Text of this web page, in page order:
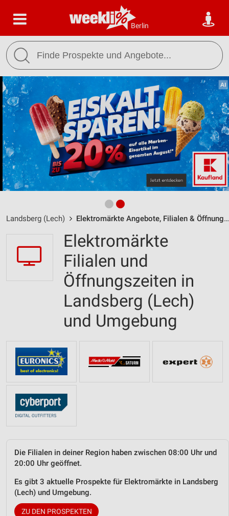
Berlin
Landsberg (Lech) Elektromärkte Angebote, Filialen & Öffnungszeiten
Elektromärkte
Filialen und
Öffnungszeiten in
Landsberg (Lech)
und Umgebung
Die Filialen in deiner Region haben zwischen 08:00 Uhr und
20:00 Uhr geöffnet.
Es gibt 3 aktuelle Prospekte für Elektromärkte in Landsberg
(Lech) und Umgebung.
ZU DEN PROSPEKTEN